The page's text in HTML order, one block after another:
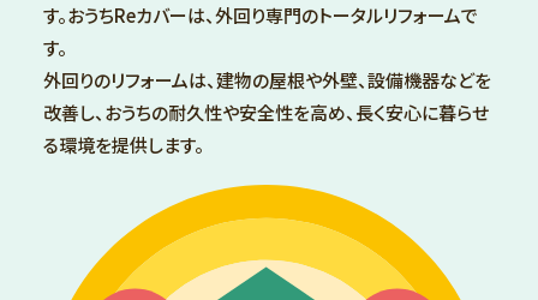
す。おうちReカバーは、外回り専門のトータルリフォームで
す。
外回りのリフォームは、建物の屋根や外壁、設備機器などを
改善し、おうちの耐久性や安全性を高め、長く安心に暮らせ
る環境を提供します。